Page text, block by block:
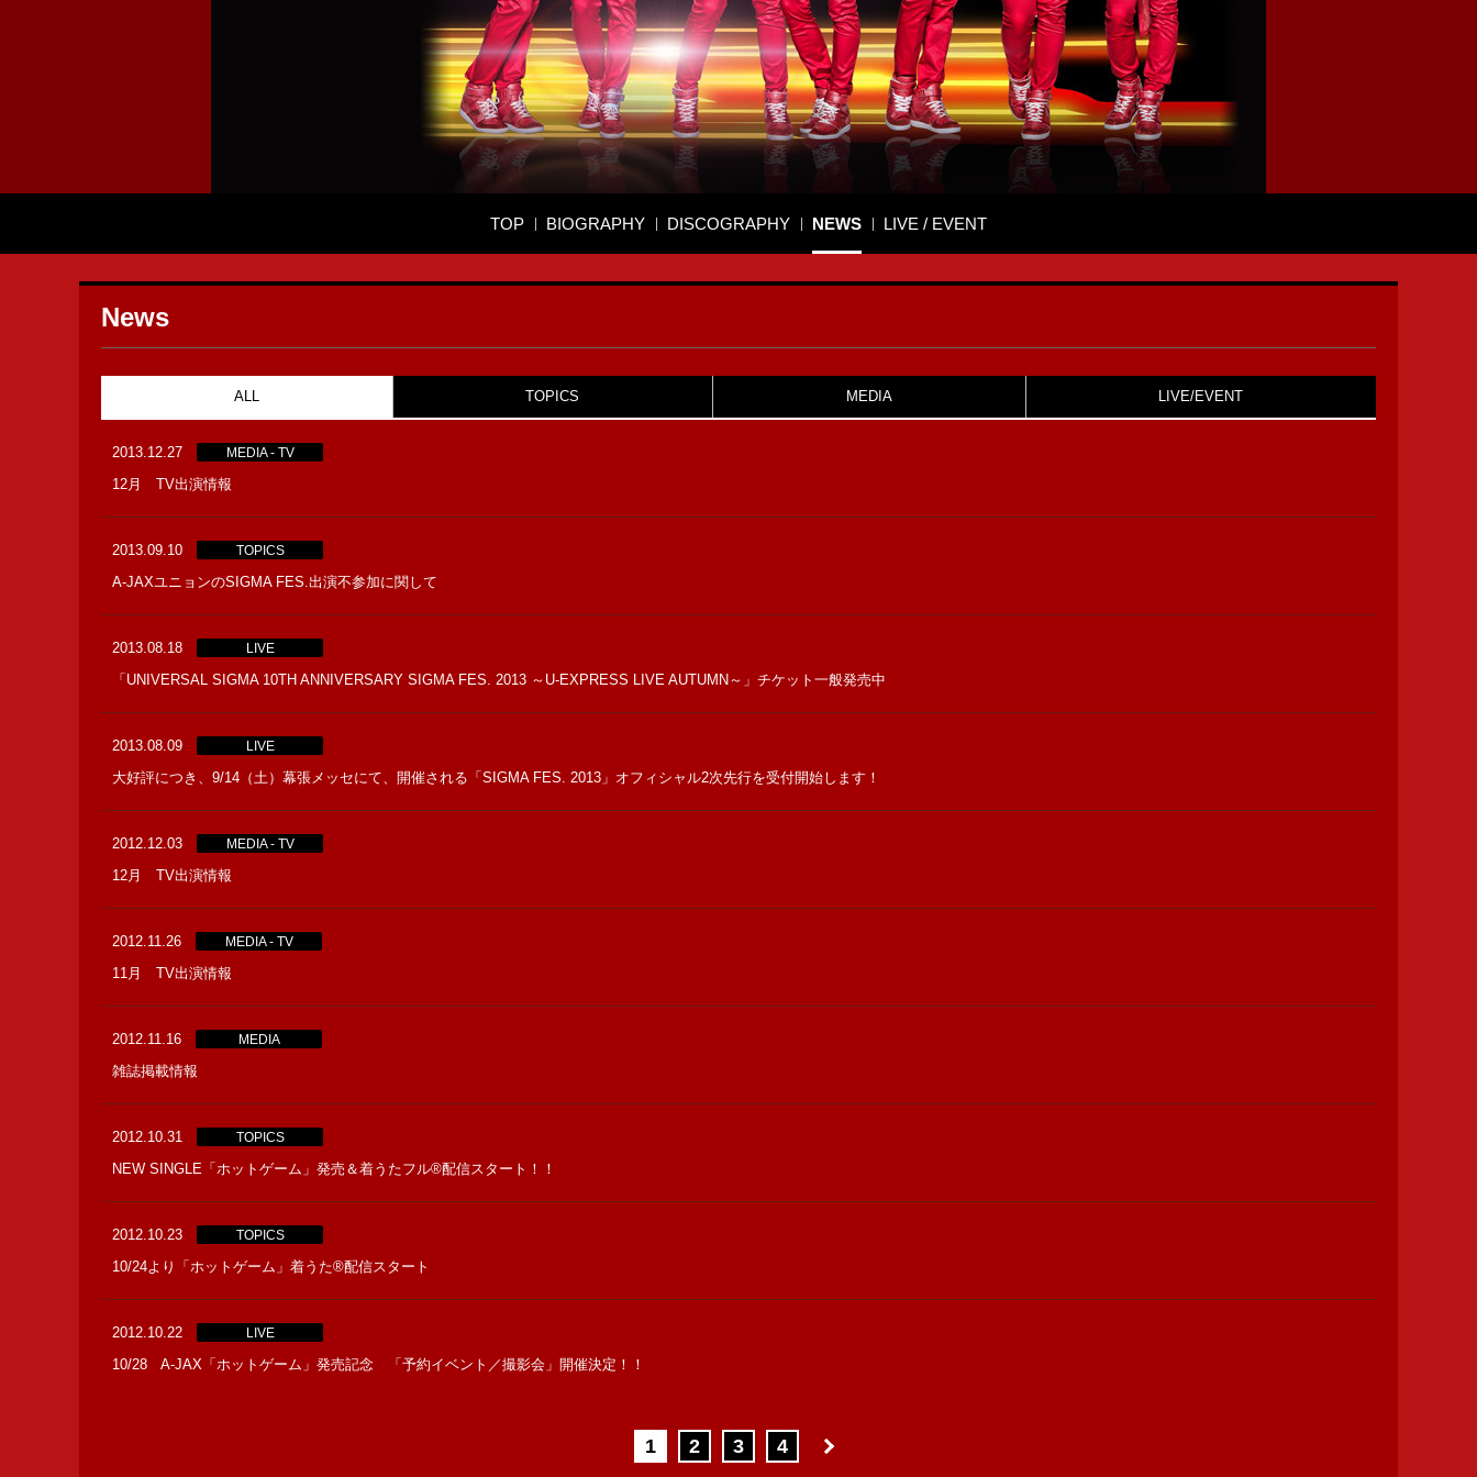
TOP BIOGRAPHY DISCOGRAPHY NEWS LIVE / EVENT
News
ALL TOPICS MEDIA LIVE/EVENT
2013.12.27 MEDIA - TV
12月 TV出演情報
2013.09.10 TOPICS
A-JAXユニョンのSIGMA FES.出演不参加に関して
2013.08.18 LIVE
「UNIVERSAL SIGMA 10TH ANNIVERSARY SIGMA FES. 2013 ～U-EXPRESS LIVE AUTUMN～」チケット一般発売中
2013.08.09 LIVE
大好評につき、9/14（土）幕張メッセにて、開催される「SIGMA FES. 2013」オフィシャル2次先行を受付開始します！
2012.12.03 MEDIA - TV
12月 TV出演情報
2012.11.26 MEDIA - TV
11月 TV出演情報
2012.11.16 MEDIA
雑誌掲載情報
2012.10.31 TOPICS
NEW SINGLE「ホットゲーム」発売＆着うたフル®配信スタート！！
2012.10.23 TOPICS
10/24より「ホットゲーム」着うた®配信スタート
2012.10.22 LIVE
10/28 A-JAX「ホットゲーム」発売記念 「予約イベント／撮影会」開催決定！！
1 2 3 4